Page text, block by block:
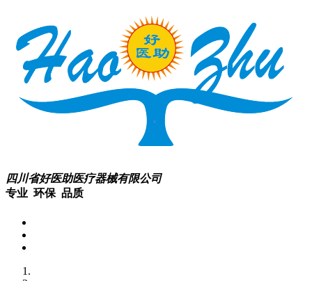
四川省好医助医疗器械有限公司
专业 环保 品质